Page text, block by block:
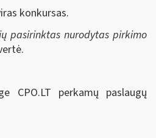
konkursas.
pasirinktas nurodytas pirkimo
CPO.LT perkamų paslaugų